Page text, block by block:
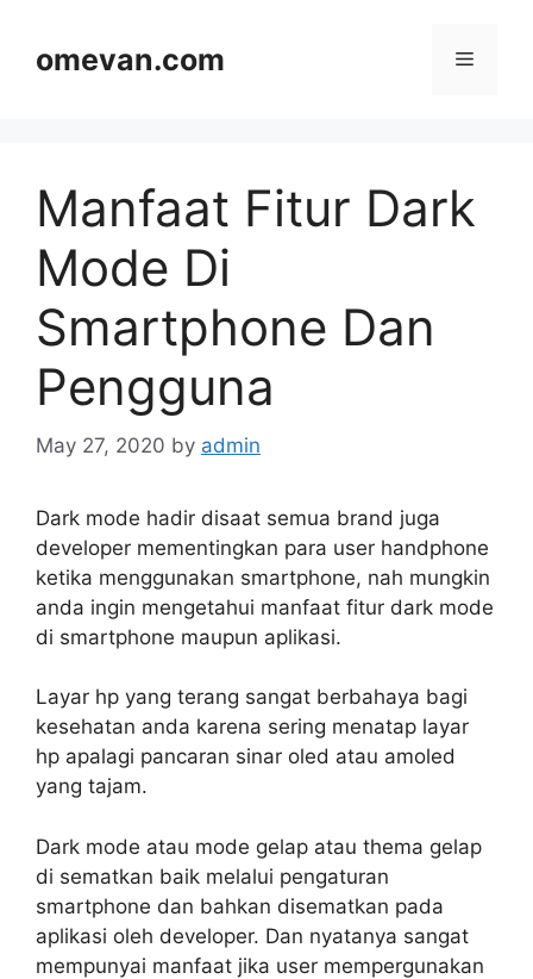
contentomevan.com Menu
Manfaat Fitur Dark
Mode Di
Smartphone Dan
Pengguna
May 27, 2020 by admin
Dark mode hadir disaat semua brand juga
developer mementingkan para user handphone
ketika menggunakan smartphone, nah mungkin
anda ingin mengetahui manfaat fitur dark mode
di smartphone maupun aplikasi.
Layar hp yang terang sangat berbahaya bagi
kesehatan anda karena sering menatap layar
hp apalagi pancaran sinar oled atau amoled
yang tajam.
Dark mode atau mode gelap atau thema gelap
di sematkan baik melalui pengaturan
smartphone dan bahkan disematkan pada
aplikasi oleh developer. Dan nyatanya sangat
mempunyai manfaat jika user mempergunakan